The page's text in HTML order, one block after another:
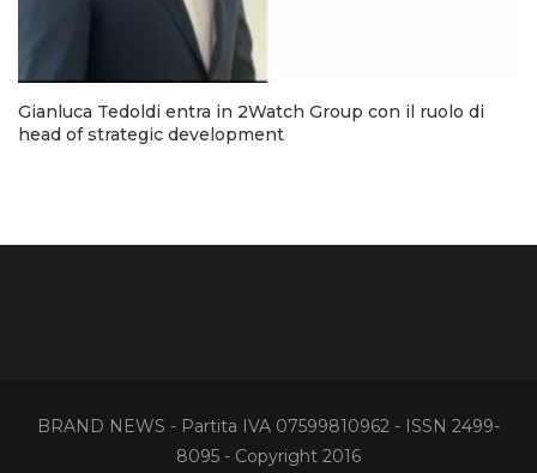
Gianluca Tedoldi entra in 2Watch Group con il ruolo di
head of strategic development
BRAND NEWS - Partita IVA 07599810962 - ISSN 2499-
8095 - Copyright 2016